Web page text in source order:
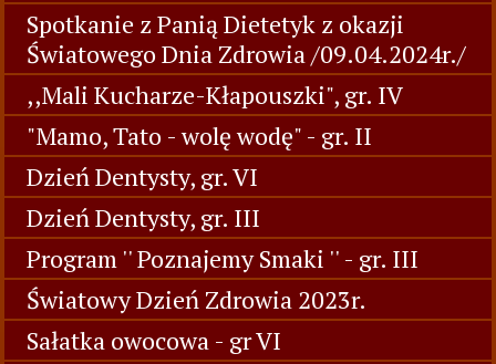
Spotkanie z Panią Dietetyk z okazji
Światowego Dnia Zdrowia /09.04.2024r./
,,Mali Kucharze-Kłapouszki", gr. IV
"Mamo, Tato - wolę wodę" - gr. II
Dzień Dentysty, gr. VI
Dzień Dentysty, gr. III
Program '' Poznajemy Smaki '' - gr. III
Światowy Dzień Zdrowia 2023r.
Sałatka owocowa - gr VI